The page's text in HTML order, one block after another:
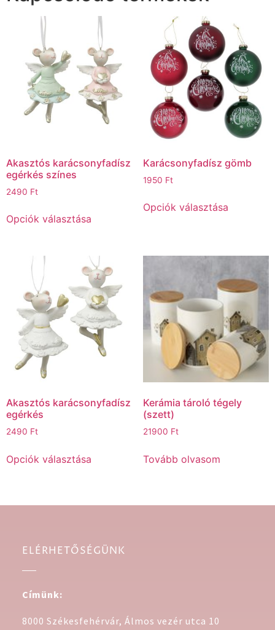
Akasztós karácsonyfadísz
egérkés színes
2490 Ft
Opciók választása
Karácsonyfadísz gömb
1950 Ft
Opciók választása
Akasztós karácsonyfadísz
egérkés
2490 Ft
Opciók választása
Kerámia tároló tégely
(szett)
21900 Ft
Tovább olvasom
ELÉRHETŐSÉGÜNK
Címünk:
8000 Székesfehérvár, Álmos vezér utca 10